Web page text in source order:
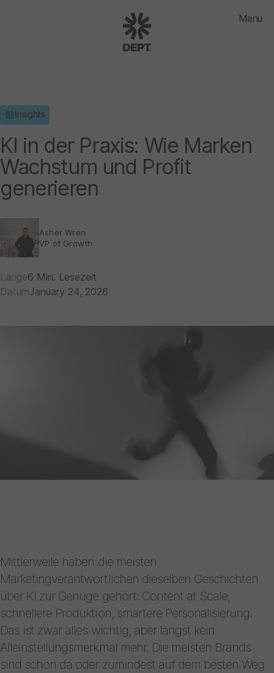
Menu
Insights
KI in der Praxis: Wie Marken
Wachstum und Profit
generieren
Asher Wren
VP of Growth
Länge6 Min. Lesezeit
DatumJanuary 24, 2026
Mittlerweile haben die meisten
Marketingverantwortlichen dieselben Geschichten
über KI zur Genüge gehört: Content at Scale,
schnellere Produktion, smartere Personalisierung.
Das ist zwar alles wichtig, aber längst kein
Alleinstellungsmerkmal mehr. Die meisten Brands
sind schon da oder zumindest auf dem besten Weg